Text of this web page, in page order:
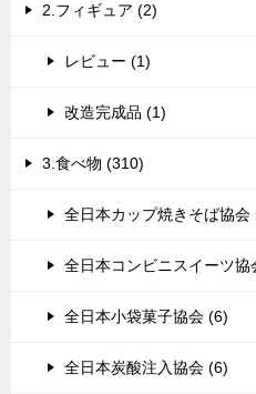
2.フィギュア (2)
レビュー (1)
改造完成品 (1)
3.食べ物 (310)
全日本カップ焼きそば協会
全日本コンビニスイーツ協
全日本小袋菓子協会 (6)
全日本炭酸注入協会 (6)